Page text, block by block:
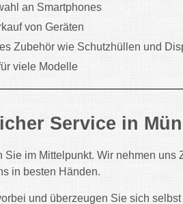
an Smartphones
von Geräten
Zubehör wie Schutzhüllen und
viele Modelle
Service in
Sie im Mittelpunkt. Wir nehmen
in besten Händen.
und überzeugen Sie sich